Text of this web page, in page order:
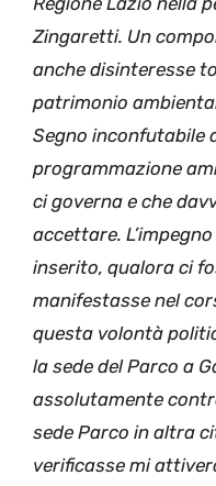
Zingaretti. Un
anche disinteresse
patrimonio
Segno inconfutabile
programmazione
ci governa e che
accettare.
inserito, qualora ci
manifestasse nel
questa volontà
la sede del Parco a
assolutamente
sede Parco in altra
verificasse mi